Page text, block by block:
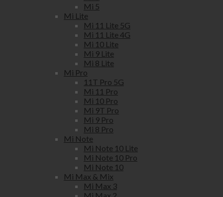
Mi 5
Mi Lite
Mi 11 Lite 5G
Mi 11 Lite 4G
Mi 10 Lite
Mi 9 Lite
Mi 8 Lite
Mi Pro
11T Pro 5G
Mi 11 Pro
Mi 10 Pro
Mi 9T Pro
Mi 9 Pro
Mi 8 Pro
Mi Note
Mi Note 10 Lite
Mi Note 10 Pro
Mi Note 10
Mi Max & Mix
Mi Max 3